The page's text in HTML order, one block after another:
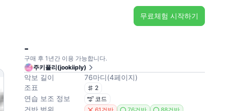
무료체험 시작하기
-
구매 후 1년간 이용 가능합니다.
주키플리(jookiiply)
악보 길이 76마디(4페이지)
조표
2
연습 보조 정보 코드
건반 범위